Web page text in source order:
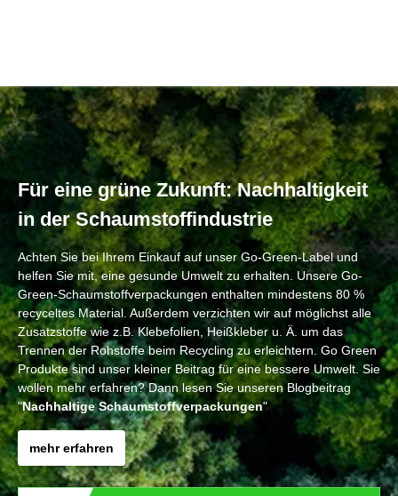
Für eine grüne Zukunft: Nachhaltigkeit
in der Schaumstoffindustrie
Achten Sie bei Ihrem Einkauf auf unser Go-Green-Label und
helfen Sie mit, eine gesunde Umwelt zu erhalten. Unsere Go-
Green-Schaumstoffverpackungen enthalten mindestens 80 %
recyceltes Material. Außerdem verzichten wir auf möglichst alle
Zusatzstoffe wie z.B. Klebefolien, Heißkleber u. Ä. um das
Trennen der Rohstoffe beim Recycling zu erleichtern. Go Green
Produkte sind unser kleiner Beitrag für eine bessere Umwelt. Sie
wollen mehr erfahren? Dann lesen Sie unseren Blogbeitrag
"Nachhaltige Schaumstoffverpackungen"
mehr erfahren